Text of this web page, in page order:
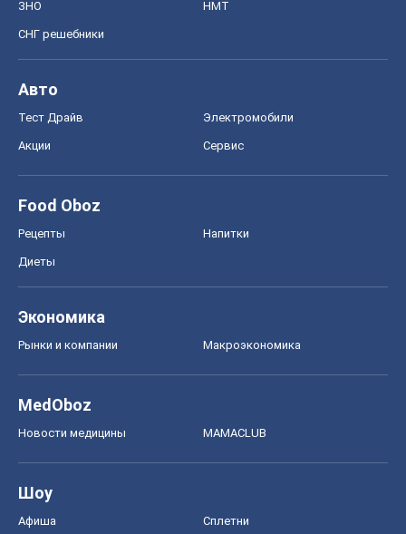
ЗНО НМТ
СНГ решебники
Авто
Тест Драйв Электромобили
Акции Сервис
Food Oboz
Рецепты Напитки
Диеты
Экономика
Рынки и компании Mакроэкономика
MedOboz
Новости медицины MAMACLUB
Шоу
Афиша Сплетни